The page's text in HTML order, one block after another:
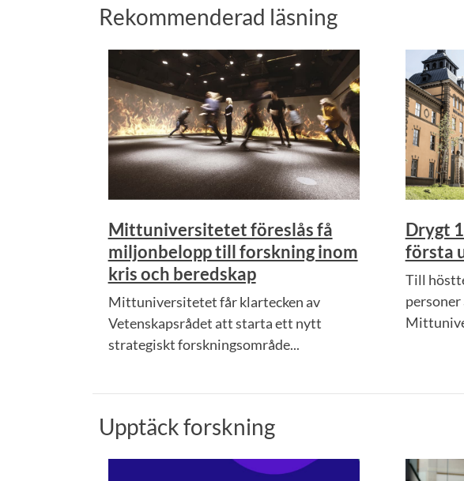
Rekommenderad läsning
Mittuniversitetet föreslås få
miljonbelopp till forskning inom
kris och beredskap
Mittuniversitetet får klartecken av
Vetenskapsrådet att starta ett nytt
strategiskt forskningsområde...
Drygt
första
Till
Upptäck forskning